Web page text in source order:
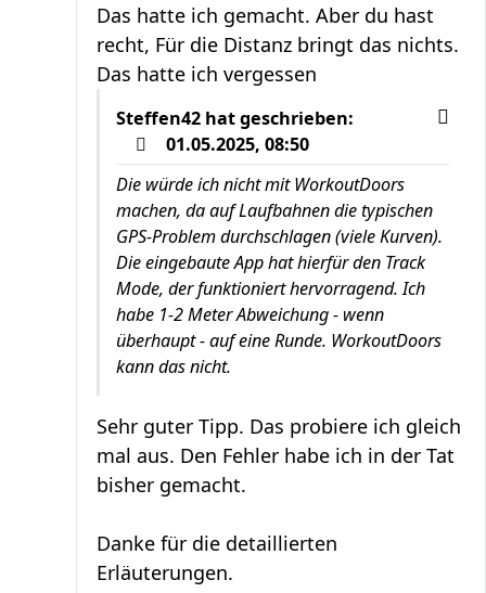
Das hatte ich gemacht. Aber du hast
recht, Für die Distanz bringt das nichts.
Das hatte ich vergessen
Steffen42 hat geschrieben:
01.05.2025, 08:50
Die würde ich nicht mit WorkoutDoors
machen, da auf Laufbahnen die typischen
GPS-Problem durchschlagen (viele Kurven).
Die eingebaute App hat hierfür den Track
Mode, der funktioniert hervorragend. Ich
habe 1-2 Meter Abweichung - wenn
überhaupt - auf eine Runde. WorkoutDoors
kann das nicht.
Sehr guter Tipp. Das probiere ich gleich
mal aus. Den Fehler habe ich in der Tat
bisher gemacht.
Danke für die detaillierten
Erläuterungen.